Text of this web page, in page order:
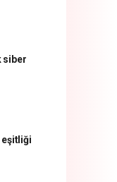
siber
eşitliği